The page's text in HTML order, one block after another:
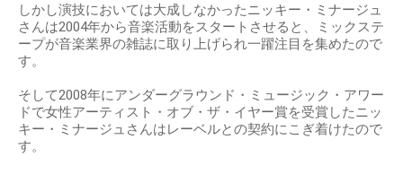
しかし演技においては大成しなかったニッキー・ミナージュ
さんは2004年から音楽活動をスタートさせると、ミックステ
ープが音楽業界の雑誌に取り上げられ一躍注目を集めたので
す。
そして2008年にアンダーグラウンド・ミュージック・アワー
ドで女性アーティスト・オブ・ザ・イヤー賞を受賞したニッ
キー・ミナージュさんはレーベルとの契約にこぎ着けたので
す。